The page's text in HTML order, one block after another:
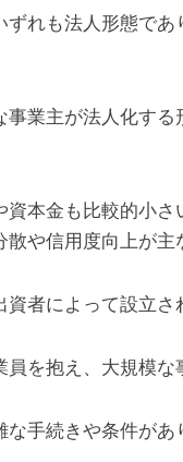
ずれも法人形態で
事業主が法人化す
本金も比較的小
や信用度向上が主
資者によって設立さ
を抱え、大規模な
手続きや条件が